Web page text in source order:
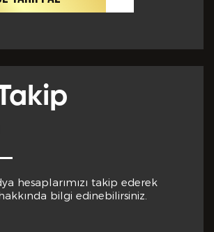
hesaplarımızı takip ederek
bilgi edinebilirsiniz.